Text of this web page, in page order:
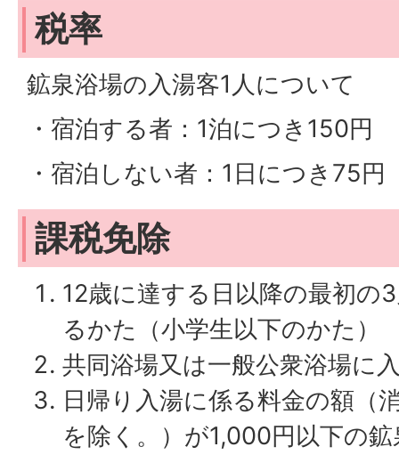
税率
鉱泉浴場の入湯客1人について
・宿泊する者：1泊につき150円
・宿泊しない者：1日につき75円
課税免除
12歳に達する日以降の最初の
るかた（小学生以下のかた）
共同浴場又は一般公衆浴場に
日帰り入湯に係る料金の額（
を除く。）が1,000円以下の